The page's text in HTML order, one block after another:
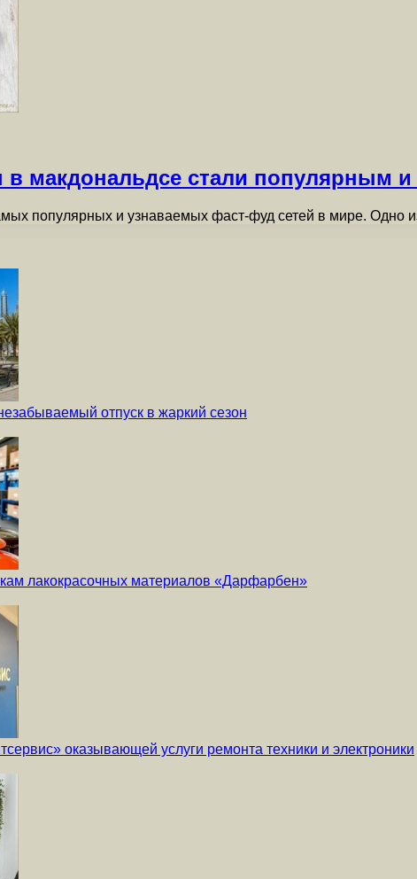
в макдональдсе стали популярным
популярных и узнаваемых фаст-фуд сетей в мире. Одно
отпуск в жаркий сезон
лакокрасочных материалов «Дарфарбен»
оказывающей услуги ремонта техники и электроники